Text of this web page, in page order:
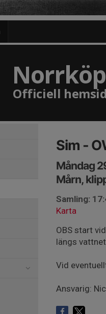
Officiell
Sim -
Måndag
Mårn,
Samling:
Karta
OBS start
längs
Vid
Ansvarig: